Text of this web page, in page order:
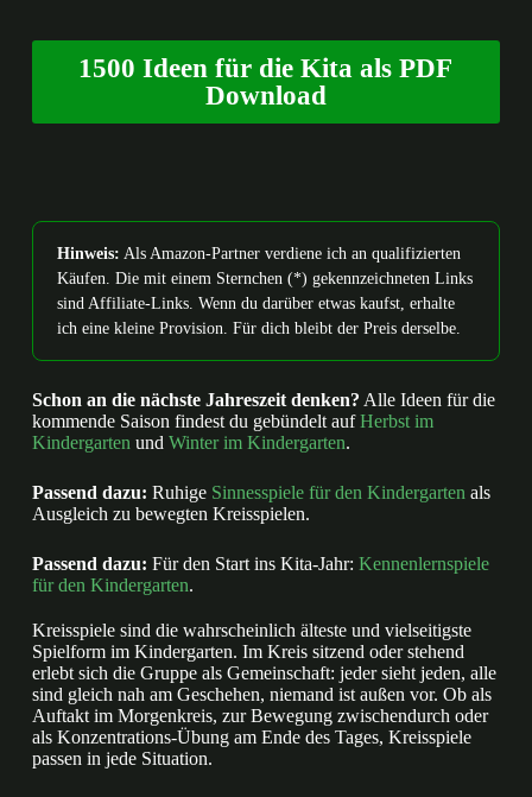
1500 Ideen für die Kita als PDF
Download
Hinweis: Als Amazon-Partner verdiene ich an qualifizierten
Käufen. Die mit einem Sternchen (*) gekennzeichneten Links
sind Affiliate-Links. Wenn du darüber etwas kaufst, erhalte
ich eine kleine Provision. Für dich bleibt der Preis derselbe.
Schon an die nächste Jahreszeit denken? Alle Ideen für die
kommende Saison findest du gebündelt aufHerbst im
Kindergarten und Winter im Kindergarten.
Passend dazu: Ruhige Sinnesspiele für den Kindergarten als
Ausgleich zu bewegten Kreisspielen.
Passend dazu: Für den Start ins Kita-Jahr: Kennenlernspiele
für den Kindergarten.
Kreisspiele sind die wahrscheinlich älteste und vielseitigste
Spielform im Kindergarten. Im Kreis sitzend oder stehend
erlebt sich die Gruppe als Gemeinschaft: jeder sieht jeden, alle
sind gleich nah am Geschehen, niemand ist außen vor. Ob als
Auftakt im Morgenkreis, zur Bewegung zwischendurch oder
als Konzentrations-Übung am Ende des Tages, Kreisspiele
passen in jede Situation.